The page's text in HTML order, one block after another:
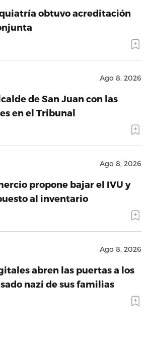
obtuvo acreditación
Ago 8, 2026
de San Juan con las
en el Tribunal
Ago 8, 2026
propone bajar el IVU y
al inventario
Ago 8, 2026
abren las puertas a los
nazi de sus familias